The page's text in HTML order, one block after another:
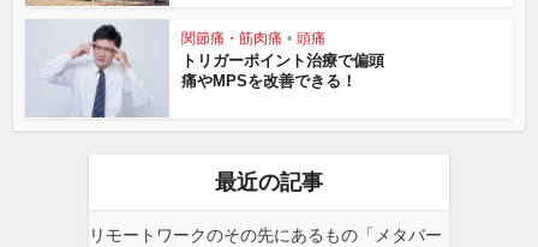
関節痛・筋肉痛 • 頭痛
トリガーポイント治療で偏頭
痛やMPSを改善できる！
最近の記事
リモートワークのその先にあるもの「メタバー